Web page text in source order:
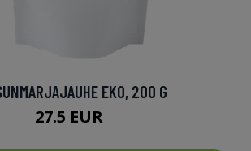
EKO, 200 G
27.5 EUR